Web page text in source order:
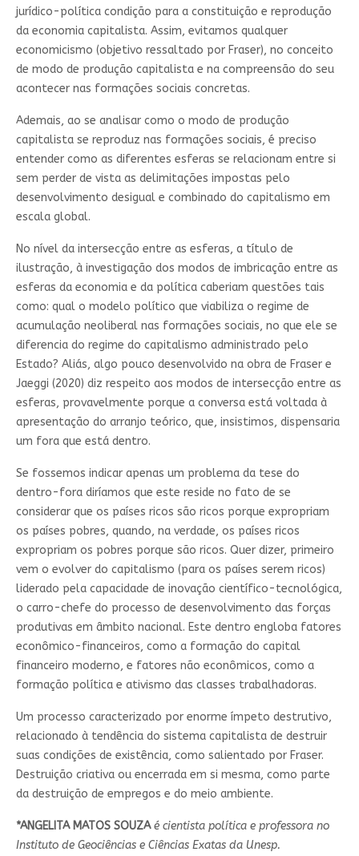
jurídico-política condição para a constituição e reprodução
da economia capitalista. Assim, evitamos qualquer
economicismo (objetivo ressaltado por Fraser), no conceito
de modo de produção capitalista e na compreensão do seu
acontecer nas formações sociais concretas.
Ademais, ao se analisar como o modo de produção
capitalista se reproduz nas formações sociais, é preciso
entender como as diferentes esferas se relacionam entre si
sem perder de vista as delimitações impostas pelo
desenvolvimento desigual e combinado do capitalismo em
escala global.
No nível da intersecção entre as esferas, a título de
ilustração, à investigação dos modos de imbricação entre as
esferas da economia e da política caberiam questões tais
como: qual o modelo político que viabiliza o regime de
acumulação neoliberal nas formações sociais, no que ele se
diferencia do regime do capitalismo administrado pelo
Estado? Aliás, algo pouco desenvolvido na obra de Fraser e
Jaeggi (2020) diz respeito aos modos de intersecção entre as
esferas, provavelmente porque a conversa está voltada à
apresentação do arranjo teórico, que, insistimos, dispensaria
um fora que está dentro.
Se fossemos indicar apenas um problema da tese do
dentro-fora diríamos que este reside no fato de se
considerar que os países ricos são ricos porque expropriam
os países pobres, quando, na verdade, os países ricos
expropriam os pobres porque são ricos. Quer dizer, primeiro
vem o evolver do capitalismo (para os países serem ricos)
liderado pela capacidade de inovação científico-tecnológica,
o carro-chefe do processo de desenvolvimento das forças
produtivas em âmbito nacional. Este dentro engloba fatores
econômico-financeiros, como a formação do capital
financeiro moderno, e fatores não econômicos, como a
formação política e ativismo das classes trabalhadoras.
Um processo caracterizado por enorme ímpeto destrutivo,
relacionado à tendência do sistema capitalista de destruir
suas condições de existência, como salientado por Fraser.
Destruição criativa ou encerrada em si mesma, como parte
da destruição de empregos e do meio ambiente.
*ANGELITA MATOS SOUZAé cientista política e professora no
Instituto de Geociências e Ciências Exatas da Unesp.